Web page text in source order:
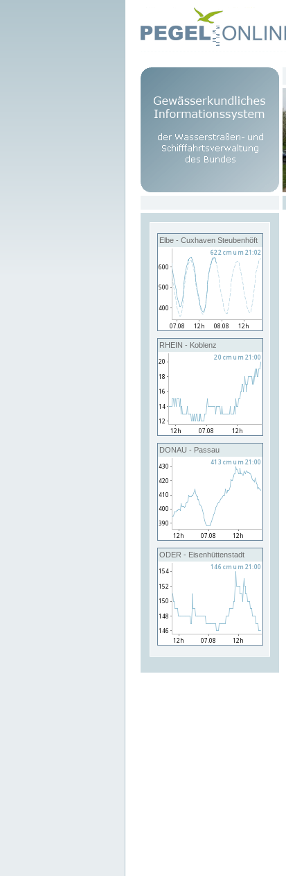
Elbe - Cuxhaven Steubenhöft
RHEIN - Koblenz
DONAU - Passau
ODER - Eisenhüttenstadt